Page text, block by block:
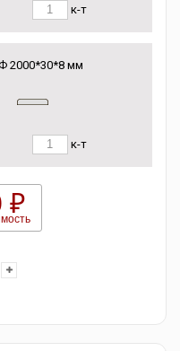
к-т
2000*30*8 мм
к-т
₽